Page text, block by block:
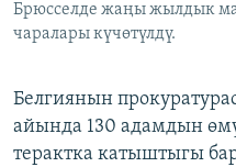
Брюсселде жаңы жылдык
чаралары күчөтүлдү.
Белгиянын
айында 130 адамдын
терактка катыштыгы